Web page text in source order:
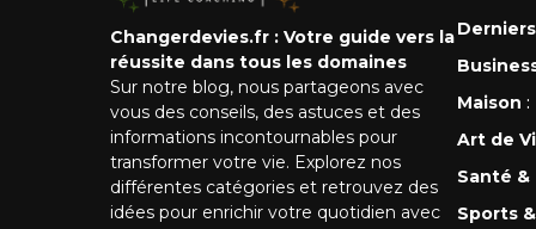
Changerdevies.fr : Votre guide vers la
réussite dans tous les domaines
Sur notre blog, nous partageons avec
vous des conseils, des astuces et des
informations incontournables pour
transformer votre vie. Explorez nos
différentes catégories et retrouvez des
idées pour enrichir votre quotidien avec
Maison :
Art de
Santé
Sports